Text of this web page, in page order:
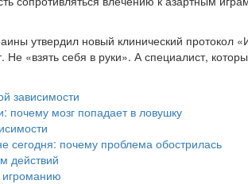
утвердил новый клинический протокол
Не «взять себя в руки». А специалист,
зависимости
почему мозг попадает в ловушку
сегодня: почему проблема обострилась
действий